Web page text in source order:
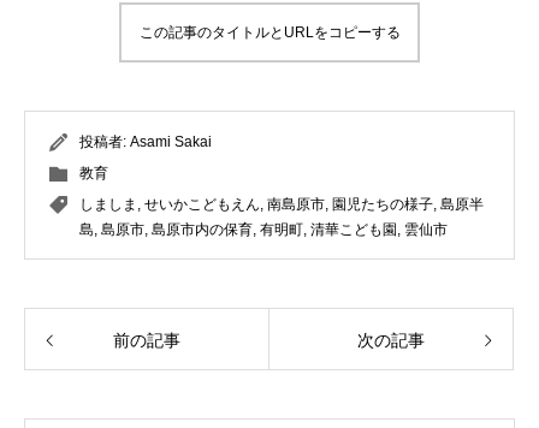
この記事のタイトルとURLをコピーする
投稿者: Asami Sakai
教育
しましま
せいかこどもえん 南島原市 園児たちの様子 島原半
島 島原市 島原市内の保育 有明町 清華こども園 雲仙市
前の記事 次の記事